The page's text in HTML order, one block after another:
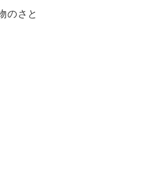
のさと